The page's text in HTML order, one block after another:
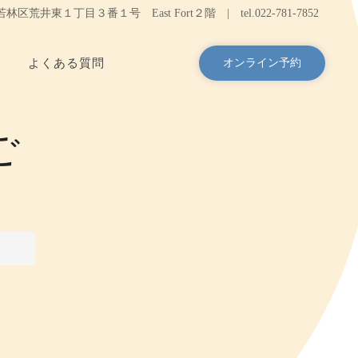
林区荒井東１丁目３番１号 East Fort２階 | tel.022-781-7852
よくある質問 オンライン予約